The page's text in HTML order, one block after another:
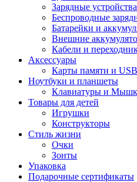
Зарядные устройства
Беспроводные
Батарейки и
Внешние
Кабели и
Аксессуары
Карты памяти и
Ноутбуки и планшеты
Клавиатуры и
Товары для детей
Игрушки
Конструкторы
Стиль жизни
Очки
Зонты
Упаковка
Подарочные сертификаты